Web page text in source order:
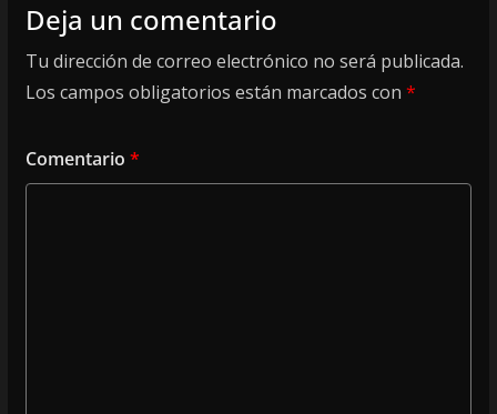
Deja un comentario
Tu dirección de correo electrónico no será publicada.
Los campos obligatorios están marcados con *
Comentario *